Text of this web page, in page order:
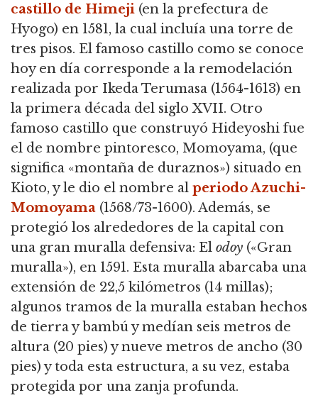
castillo de Himeji (en la prefectura de
Hyogo) en 1581, la cual incluía una torre de
tres pisos. El famoso castillo como se conoce
hoy en día corresponde a la remodelación
realizada por Ikeda Terumasa (1564-1613) en
la primera década del siglo XVII. Otro
famoso castillo que construyó Hideyoshi fue
el de nombre pintoresco, Momoyama, (que
significa «montaña de duraznos») situado en
Kioto, y le dio el nombre al periodo Azuchi-
Momoyama (1568/73-1600). Además, se
protegió los alrededores de la capital con
una gran muralla defensiva: El odoy («Gran
muralla»), en 1591. Esta muralla abarcaba una
extensión de 22,5 kilómetros (14 millas);
algunos tramos de la muralla estaban hechos
de tierra y bambú y medían seis metros de
altura (20 pies) y nueve metros de ancho (30
pies) y toda esta estructura, a su vez, estaba
protegida por una zanja profunda.